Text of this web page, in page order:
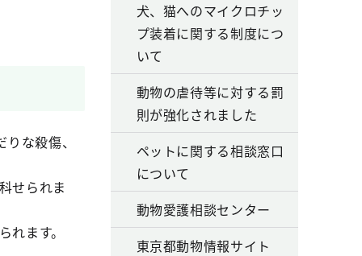
な殺傷、
せられま
ます。
犬、猫へのマイクロチッ
プ装着に関する制度につ
いて
動物の虐待等に対する罰
則が強化されました
ペットに関する相談窓口
について
動物愛護相談センター
東京都動物情報サイト